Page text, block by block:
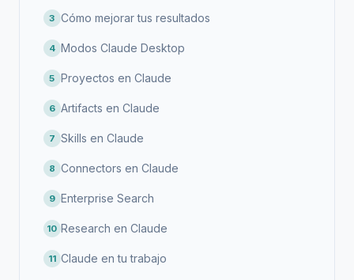
3 Cómo mejorar tus resultados
4 Modos Claude Desktop
5 Proyectos en Claude
6 Artifacts en Claude
7 Skills en Claude
8 Connectors en Claude
9 Enterprise Search
10 Research en Claude
11 Claude en tu trabajo